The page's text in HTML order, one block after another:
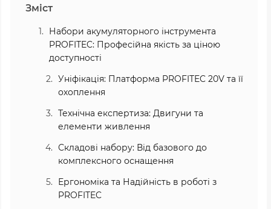
Зміст
Набори акумуляторного інструмента
PROFITEC: Професійна якість за ціною
доступності
Уніфікація: Платформа PROFITEC 20V та її
охоплення
Технічна експертиза: Двигуни та
елементи живлення
Складові набору: Від базового до
комплексного оснащення
Ергономіка та Надійність в роботі з
PROFITEC